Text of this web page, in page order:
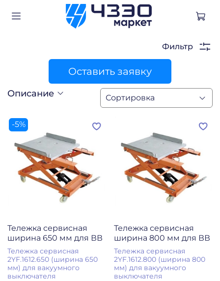
Оставить заявку
Описание
-5%
Тележка сервисная
ширина 650 мм для ВВ
Тележка сервисная
2YF.1612.650 (ширина 650
мм) для вакуумного
выключателя
Тележка сервисная
ширина 800 мм для ВВ
Тележка сервисная
2YF.1612.800 (ширина 800
мм) для вакуумного
выключателя
Фильтр